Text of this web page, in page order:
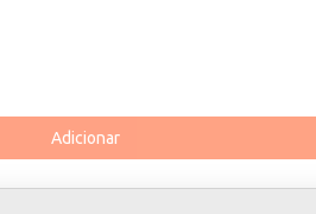
Adicionar